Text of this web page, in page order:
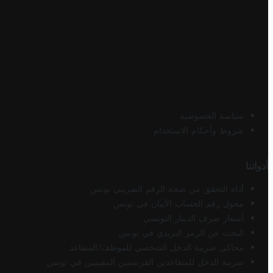
سياسة الخصوصية
شروط وأحكام الاستخدام
أدواتنا
أداة التحقق من صحة الرقم الضريبي تونس
محول رقم الحساب الآيبان في تونس
أسعار صرف الدينار التونسي
البحث عن الرمز البريدي في تونس
محاكي ضريبة الدخل الشخصي للموظف/المتقاعد
ضريبة الدخل للمتقاعدين الفرنسيين المقيمين في تونس